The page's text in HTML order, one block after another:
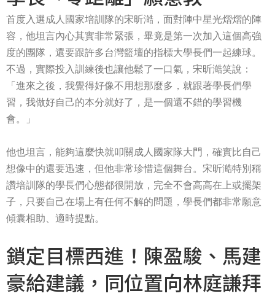
首度入選成人國家培訓隊的宋昕澔，面對陣中星光熠熠的陣
容，他坦言內心其實非常緊張，畢竟是第一次加入這個高強
度的團隊，還要跟許多台灣籃壇的指標大學長們一起練球。
不過，實際投入訓練後也讓他鬆了一口氣，宋昕澔笑說：
「進來之後，我覺得好像不用想那麼多，就跟著學長們學
習，我做好自己的本分就好了，是一個還不錯的學習機
會。」
他也坦言，能夠這麼快就叩關成人國家隊大門，確實比自己
想像中的還要迅速，但他非常珍惜這個舞台。宋昕澔特別稱
讚培訓隊的學長們心態都很開放，完全不會高高在上或擺架
子，只要自己在場上有任何不解的問題，學長們都非常願意
傾囊相助、適時提點。
鎖定目標西進！陳盈駿、馬建
豪給建議，同位置向林庭謙拜